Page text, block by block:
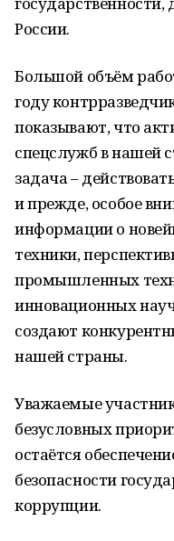
России.
Большой объём
году
показывают, что
спецслужб в нашей
задача –
и прежде, особое
информации о
техники,
промышленных
инновационных
создают
нашей страны.
Уважаемые
безусловных
остаётся
безопасности
коррупции.